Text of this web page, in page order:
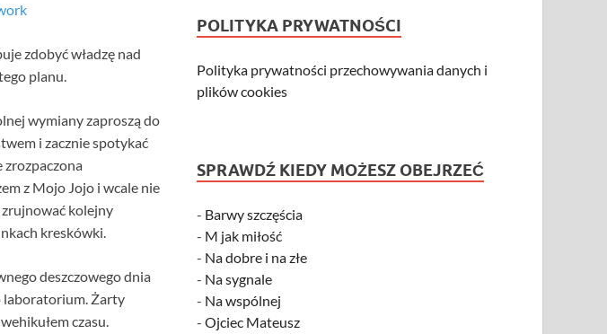
zdobyć władzę nad
planu.
wymiany zaproszą do
i zacznie spotykać
zrozpaczona
z Mojo Jojo i wcale nie
kolejny
kreskówki.
deszczowego dnia
laboratorium. Żarty
czasu.
POLITYKA PRYWATNOŚCI
Polityka prywatności przechowywania danych i
plików cookies
SPRAWDŹ KIEDY MOŻESZ OBEJRZEĆ
- Barwy szczęścia
- M jak miłość
- Na dobre i na złe
- Na sygnale
- Na wspólnej
-Ojciec Mateusz